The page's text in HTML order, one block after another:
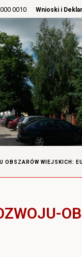
0010 Wnioski i
WIEJSKICH: